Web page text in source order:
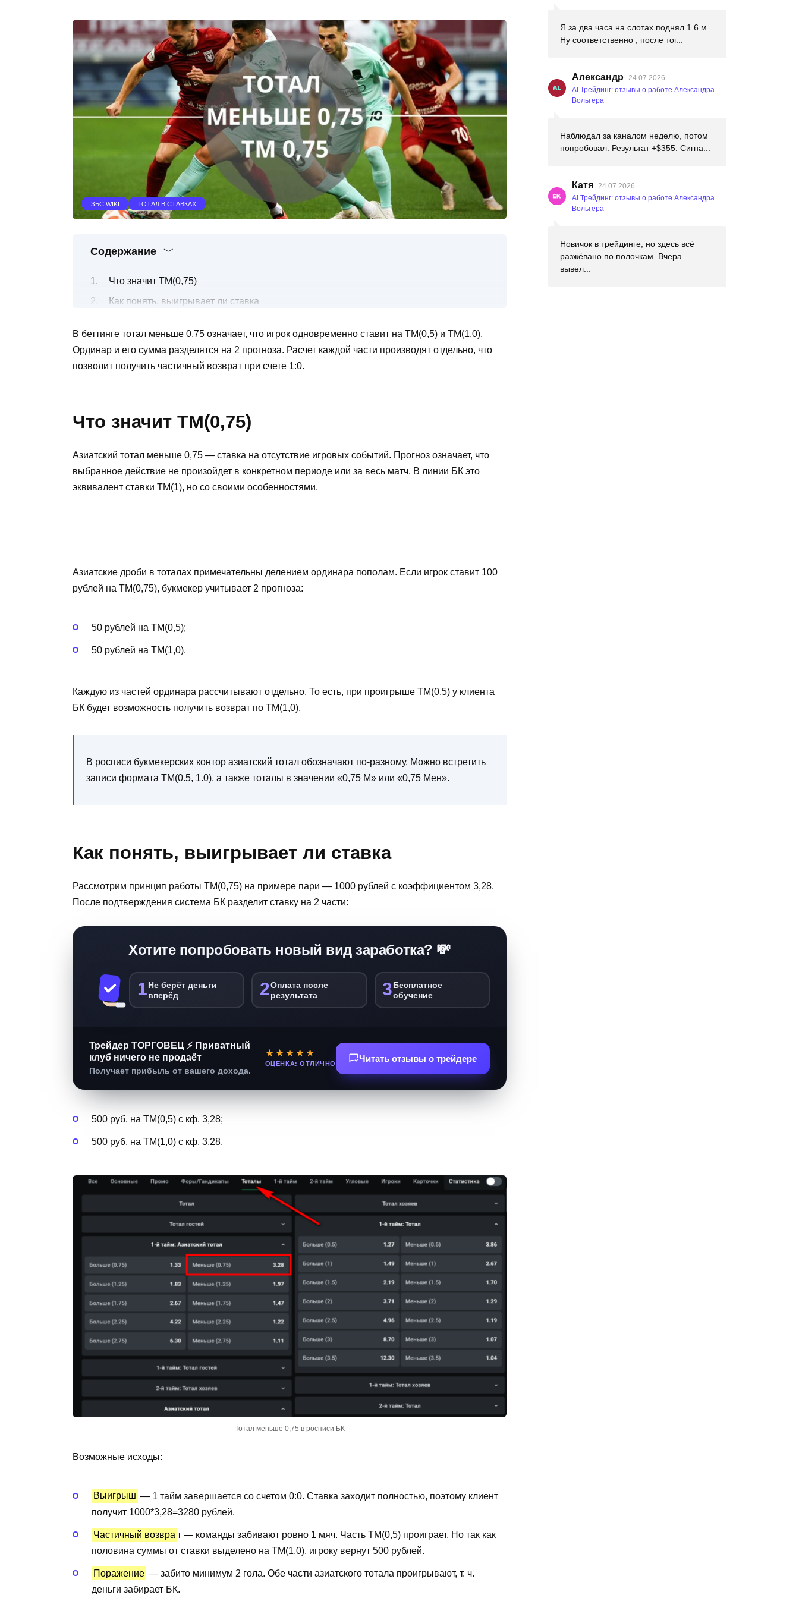
ЗБС WIKI ТОТАЛ В СТАВКАХ
Содержание
Что значит ТМ(0,75)
Как понять, выигрывает ли ставка
В футболе
В хоккее
В теннисе
Преимущества и недостатки ставок на азиатский тотал меньше 0,75
FAQ для ТМ 0,75 в ставках
Доступны ли ставки на ТМ 0,75 в Live?
Можно ли ставить ТМ(0,75) в смешанных единоборствах?
Как рассчитать экспресс с ТМ(0,75)?
В беттинге тотал меньше 0,75 означает, что игрок одновременно ставит на ТМ(0,5) и ТМ(1,0).
Ординар и его сумма разделятся на 2 прогноза. Расчет каждой части производят отдельно, что
позволит получить частичный возврат при счете 1:0.
Что значит ТМ(0,75)
Азиатский тотал меньше 0,75 — ставка на отсутствие игровых событий. Прогноз означает, что
выбранное действие не произойдет в конкретном периоде или за весь матч. В линии БК это
эквивалент ставки ТМ(1), но со своими особенностями.
Азиатские дроби в тоталах примечательны делением ординара пополам. Если игрок ставит 100
рублей на ТМ(0,75), букмекер учитывает 2 прогноза:
50 рублей на ТМ(0,5);
50 рублей на ТМ(1,0).
Каждую из частей ординара рассчитывают отдельно. То есть, при проигрыше ТМ(0,5) у клиента
БК будет возможность получить возврат по ТМ(1,0).
В росписи букмекерских контор азиатский тотал обозначают по-разному. Можно встретить
записи формата ТМ(0.5, 1.0), а также тоталы в значении «0,75 М» или «0,75 Мен».
Как понять, выигрывает ли ставка
Рассмотрим принцип работы ТМ(0,75) на примере пари — 1000 рублей с коэффициентом 3,28.
После подтверждения система БК разделит ставку на 2 части:
Хотите попробовать новый вид заработка? 💸
1 Не берёт деньги
вперёд
2Оплата после
результата
3Бесплатное
обучение
Трейдер ТОРГОВЕЦ ⚡ Приватный
клуб ничего не продаёт
Получает прибыль от вашего дохода.
★★★★★
ОЦЕНКА: ОТЛИЧНО Читать отзывы о трейдере
500 руб. на ТМ(0,5) с кф. 3,28;
500 руб. на ТМ(1,0) с кф. 3,28.
Тотал меньше 0,75 в росписи БК
Возможные исходы:
Выигрыш — 1 тайм завершается со счетом 0:0. Ставка заходит полностью, поэтому клиент
получит 1000*3,28=3280 рублей.
Частичный возвра т — команды забивают ровно 1 мяч. Часть ТМ(0,5) проиграет. Но так как
половина суммы от ставки выделено на ТМ(1,0), игроку вернут 500 рублей.
Поражение — забито минимум 2 гола. Обе части азиатского тотала проигрывают, т. ч.
деньги забирает БК.
Я за два часа на слотах поднял 1.6 м
Ну соответственно , после тог...
Александр
24.07.2026
AI Трейдинг: отзывы о работе Александра
Вольтера
Наблюдал за каналом неделю, потом
попробовал. Результат +$355. Сигна...
Катя 24.07.2026
AI Трейдинг: отзывы о работе Александра
Вольтера
Новичок в трейдинге, но здесь всё
разжёвано по полочкам. Вчера
вывел...